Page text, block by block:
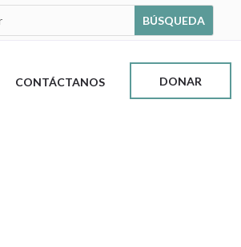
CONTÁCTANOS DONAR